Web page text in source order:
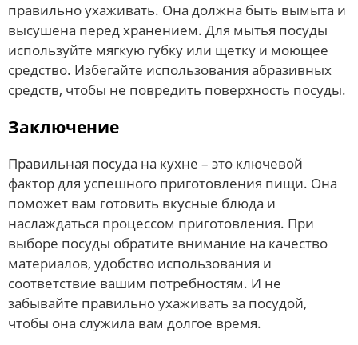
правильно ухаживать. Она должна быть вымыта и
высушена перед хранением. Для мытья посуды
используйте мягкую губку или щетку и моющее
средство. Избегайте использования абразивных
средств, чтобы не повредить поверхность посуды.
Заключение
Правильная посуда на кухне – это ключевой
фактор для успешного приготовления пищи. Она
поможет вам готовить вкусные блюда и
наслаждаться процессом приготовления. При
выборе посуды обратите внимание на качество
материалов, удобство использования и
соответствие вашим потребностям. И не
забывайте правильно ухаживать за посудой,
чтобы она служила вам долгое время.